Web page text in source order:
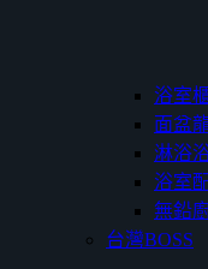
浴室
面盆
淋浴
浴室
無鉛
台灣BOSS